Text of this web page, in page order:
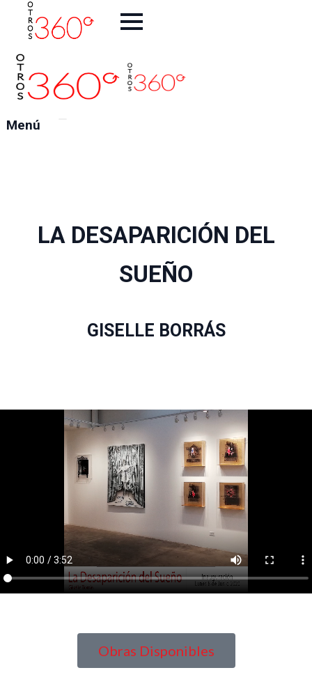
Menú
Artistas
Galeria
Exposiciones
360
LA DESAPARICIÓN DEL
SUEÑO
GISELLE BORRÁS
Obras Disponibles